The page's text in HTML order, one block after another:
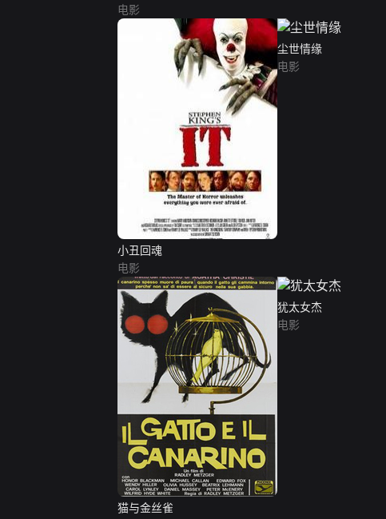
电影
小丑回魂
电影
尘世情缘
电影
猫与金丝雀
犹太女杰
电影